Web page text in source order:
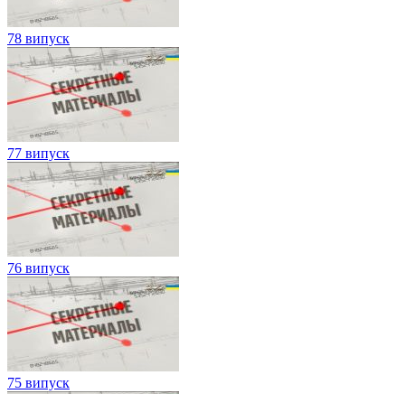
78 випуск
77 випуск
76 випуск
75 випуск